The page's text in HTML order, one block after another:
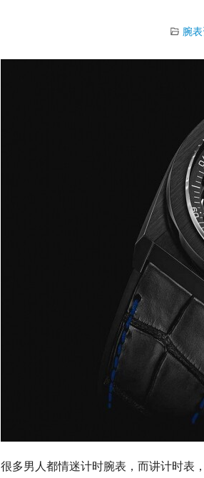
腕
很多男人都情迷计时腕表，而讲计时表